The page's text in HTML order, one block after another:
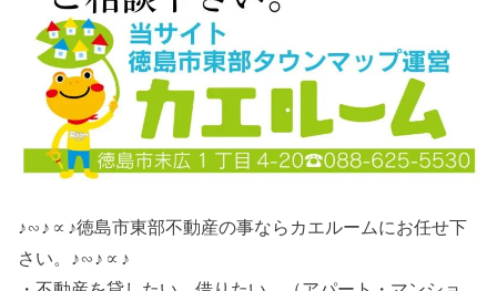
♪∽♪∝♪徳島市東部不動産の事ならカエルームにお任せ下
さい。♪∽♪∝♪